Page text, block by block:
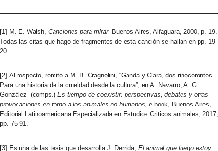
[1] M. E. Walsh, Canciones para mirar, Buenos Aires, Alfaguara, 2000, p. 19.
Todas las citas que hago de fragmentos de esta canción se hallan en pp. 19-
20.
[2] Al respecto, remito a M. B. Cragnolini, “Ganda y Clara, dos rinocerontes.
Para una historia de la crueldad desde la cultura”, en A. Navarro, A. G.
González (comps.) Es tiempo de coexistir: perspectivas, debates y otras
provocaciones en torno a los animales no humanos, e-book, Buenos Aires,
Editorial Latinoamericana Especializada en Estudios Criticos animales, 2017,
pp. 75-91.
[3] Es una de las tesis que desarrolla J. Derrida, El animal que luego estoy